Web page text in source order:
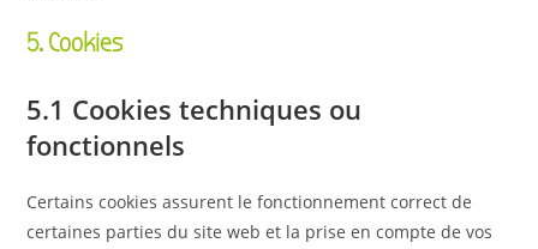
5. Cookies
5.1 Cookies techniques ou
fonctionnels
Certains cookies assurent le fonctionnement correct de
certaines parties du site web et la prise en compte de vos